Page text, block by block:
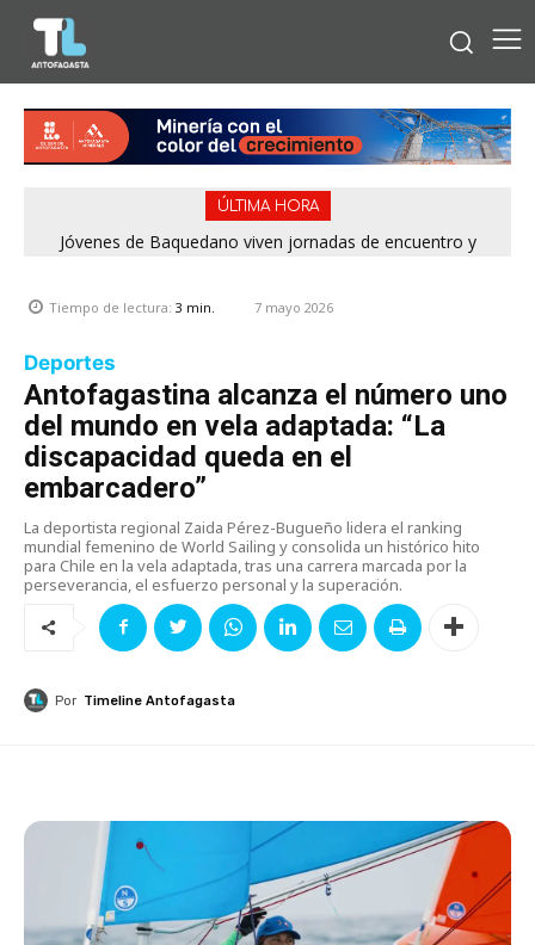
ÚLTIMA HORA
Jóvenes de Baquedano viven jornadas de encuentro y
Tiempo de lectura: 3 min. 7 mayo 2026
Deportes
Antofagastina alcanza el número uno
del mundo en vela adaptada: “La
discapacidad queda en el
embarcadero”
La deportista regional Zaida Pérez-Bugueño lidera el ranking
mundial femenino de World Sailing y consolida un histórico hito
para Chile en la vela adaptada, tras una carrera marcada por la
perseverancia, el esfuerzo personal y la superación.
Por Timeline Antofagasta